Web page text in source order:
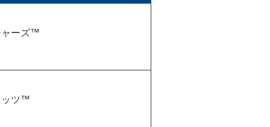
ャーズ™
ッツ™